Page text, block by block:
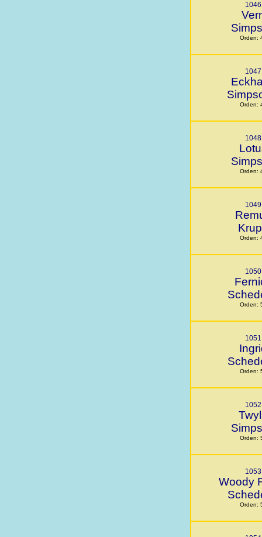
1046
Orden:
1047
Orden:
1048
Orden:
1049
Orden:
1050
Orden:
1051
Orden:
1052
Orden:
1053
Woody
Orden: